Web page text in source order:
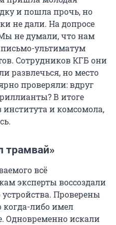
и пошла прочь, но
не дали. На допросе
не думали, что нам
письмо-ультиматум
Сотрудников КГБ они
развлечься, но место
проверяли: вдруг
В итоге
и комсомола,
трамвай»
всё
эксперты воссоздали
Проверены
когда-либо имел
Одновременно искали